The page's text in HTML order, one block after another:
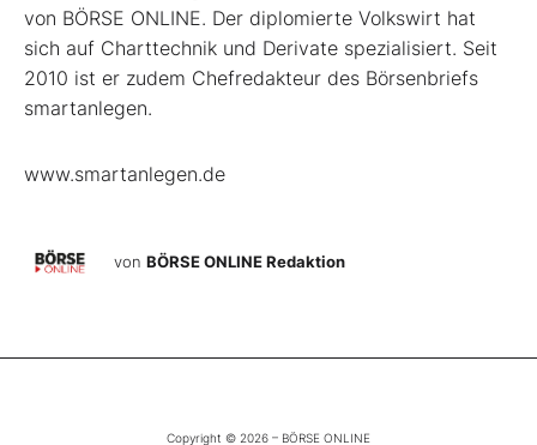
von BÖRSE ONLINE. Der diplomierte Volkswirt hat
sich auf Charttechnik und Derivate spezialisiert. Seit
2010 ist er zudem Chefredakteur des Börsenbriefs
smartanlegen.
www.smartanlegen.de
von BÖRSE ONLINE Redaktion
Copyright © 2026 – BÖRSE ONLINE